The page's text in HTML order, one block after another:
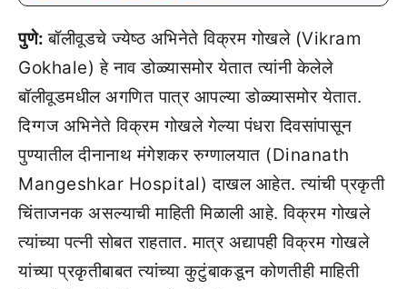
पुणे:बॉलीवूडचे ज्येष्ठ अभिनेते विक्रम गोखले (Vikram
Gokhale) हे नाव डोळ्यासमोर येतात त्यांनी केलेले
बॉलीवूडमधील अगणित पात्र आपल्या डोळ्यासमोर येतात.
दिग्गज अभिनेते विक्रम गोखले गेल्या पंधरा दिवसांपासून
पुण्यातील दीनानाथ मंगेशकर रुग्णालयात (Dinanath
Mangeshkar Hospital) दाखल आहेत. त्यांची प्रकृती
चिंताजनक असल्याची माहिती मिळाली आहे. विक्रम गोखले
त्यांच्या पत्नी सोबत राहतात. मात्र अद्यापही विक्रम गोखले
यांच्या प्रकृतीबाबत त्यांच्या कुटुंबाकडून कोणतीही माहिती